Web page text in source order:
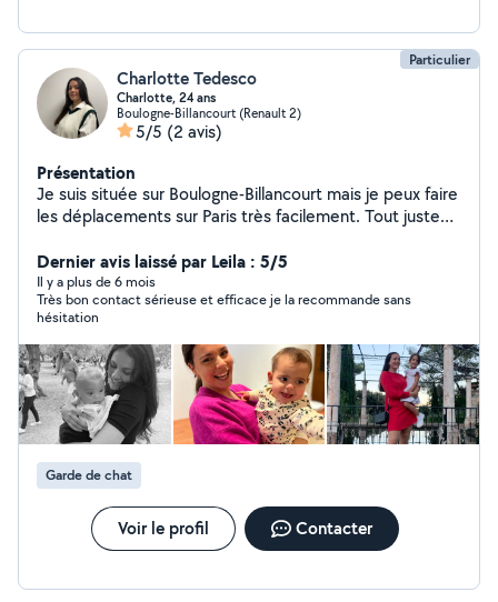
Particulier
Charlotte Tedesco
Charlotte, 24 ans
Boulogne-Billancourt (Renault 2)
5/5 (2 avis)
Présentation
Je suis située sur Boulogne-Billancourt mais je peux faire
les déplacements sur Paris très facilement. Tout juste
type de demande. J'ai notamment de l'expérience (8
ans) avec les enfants de tout âge : garde, aide aux
devoirs. Je suis à l'écoute des besoins des enfants et
des parents. Je suis bienveillante et respectueuse !
N'hésitez pas à me contacter !
Dernier avis laissé par Leila : 5/5
Il y a plus de 6 mois
Très bon contact sérieuse et efficace je la recommande sans
hésitation
Garde de chat
Voir le profil Contacter